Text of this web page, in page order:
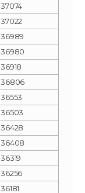
37074
37022
36989
36980
36918
36806
36553
36503
36428
36408
36319
36256
36181